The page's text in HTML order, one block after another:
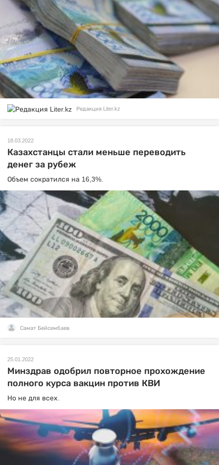
Редакция Liter.kz
18.03.2022
Казахстанцы стали меньше переводить
денег за рубеж
Объем сократился на 16,3%.
Самат Бейсембаев
25.01.2022
Минздрав одобрил повторное прохождение
полного курса вакцин против КВИ
Но не для всех.